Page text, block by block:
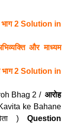
2 Solution in
और माध्यम
भाग 2 Solution in
Bhag 2 /आरोह
ke Bahane
) Question